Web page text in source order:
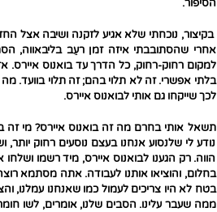
הסיפור.
בקיצור, נוכחתי שלא אגיע לזקנה ושיבה אצל
אחרי שהסתובבתי איזה זמן רעֵב בליבאווה,
למקום רחוק-רחוק, כל הדרך עד בואנוס איירס.
בלתי אפשרי. זה לא תלוי בהם; זה תלוי בוועד.
לכך שייקחו גם אותי לבואנוס איירס.
תשאל אותי בחרם מה זה בואנוס איירס? מי זה
נודע לי שלנסוע אנחנו בעצם נוסעים רחוק
הווה. רק הגענו לבואנוס איירס, מיד רשמו
בחלום, והוציאו אותנו לעבודה. אתה מסתמא
בטח לא היו צריכים לעמול כמו שאנחנו עמלנו,
ממה שעבר עלינו. הסבים שלנו, אומרים, לשו